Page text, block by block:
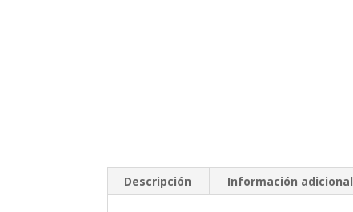
Descripción Información adicional